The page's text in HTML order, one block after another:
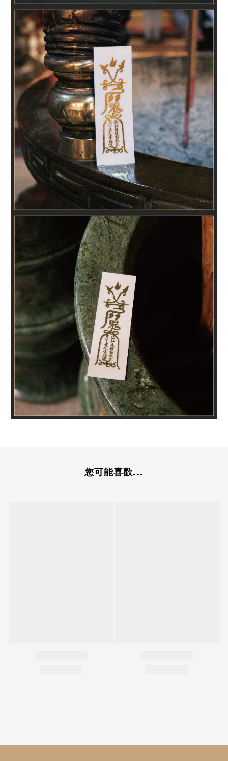
您可能喜歡...